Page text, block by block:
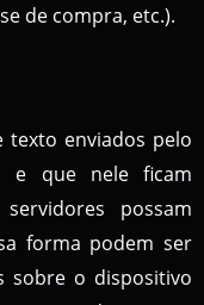
de compra, etc.).
texto enviados pelo
e que nele ficam
possam
forma podem ser
sobre o dispositivo